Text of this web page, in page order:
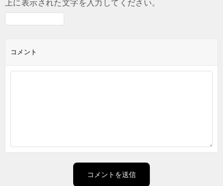
上に表示された文字を入力してください。
コメント